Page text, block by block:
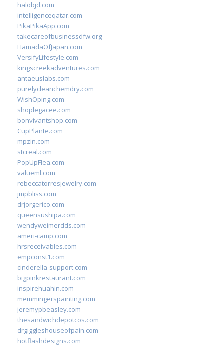
halobjd.com
intelligenceqatar.com
PikaPikaApp.com
takecareofbusinessdfw.org
HamadaOfJapan.com
VersifyLifestyle.com
kingscreekadventures.com
antaeuslabs.com
purelycleanchemdry.com
WishOping.com
shoplegacee.com
bonvivantshop.com
CupPlante.com
mpzin.com
stcreal.com
PopUpFlea.com
valueml.com
rebeccatorresjewelry.com
jmpbliss.com
drjorgerico.com
queensushipa.com
wendyweimerdds.com
ameri-camp.com
hrsreceivables.com
empconst1.com
cinderella-support.com
bigpinkrestaurant.com
inspirehuahin.com
memmingerspainting.com
jeremypbeasley.com
thesandwichdepotcos.com
drgiggleshouseofpain.com
hotflashdesigns.com